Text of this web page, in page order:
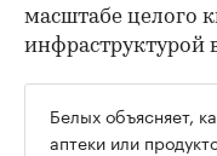
масштабе целого
инфраструктурой
Белых объясняет,
аптеки или